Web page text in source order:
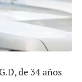
de 34 años